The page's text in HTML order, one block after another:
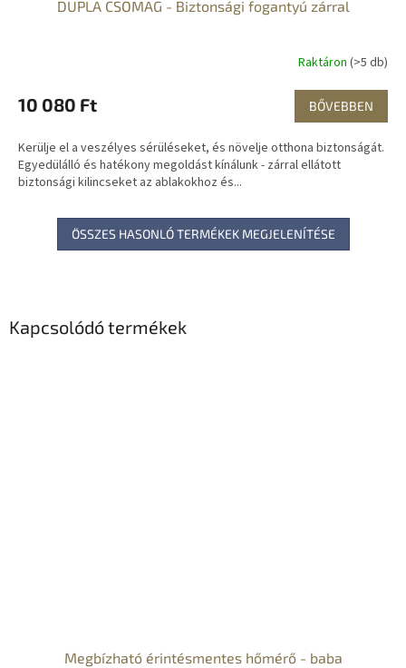
Kapcsolódó termékek
Megbízható érintésmentes hőmérő - baba
DUPLA CSOMAG - Biztonsági fogantyú zárral
Raktáron (>5 db)
10 080 Ft BŐVEBBEN
Kerülje el a veszélyes sérüléseket, és növelje otthona biztonságát.
Egyedülálló és hatékony megoldást kínálunk - zárral ellátott
biztonsági kilincseket az ablakokhoz és...
ÖSSZES HASONLÓ TERMÉKEK MEGJELENÍTÉSE